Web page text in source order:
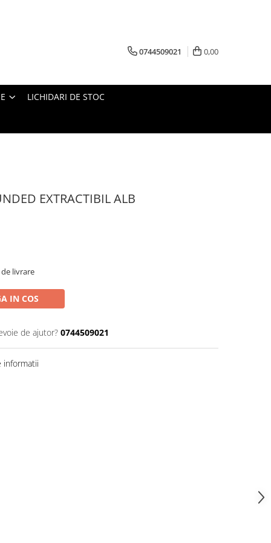
0744509021 0,00
LICHIDARI DE STOC
EXTRACTIBIL ALB
livrare
IN COS
de ajutor? 0744509021
informatii